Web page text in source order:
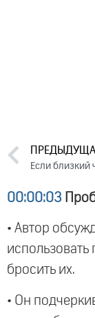
00:00:03
• Автор
использовать
бросить их.
• Он